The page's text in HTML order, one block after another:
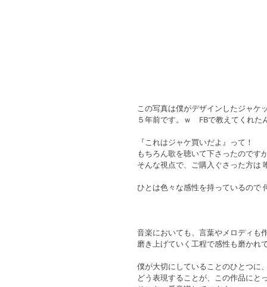
この写真は僕がデザインしたジャケ
５年前です。ｗ　FBで教えてくれ
『これはジャケ買いだよ』って！
もちろん歌を聴いて下さったのですが
そんな視点で、ご購入ぐさった方は
ひとは色々な感性を持っているので
音楽においても、言葉やメロディも
磨き上げていく工程で感性も磨かれ
僕が大切にしていることのひとつに、
どう表現することが、この作品にと